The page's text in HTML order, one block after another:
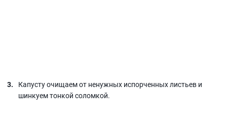
Капусту очищаем от ненужных испорченных листьев и
шинкуем тонкой соломкой.